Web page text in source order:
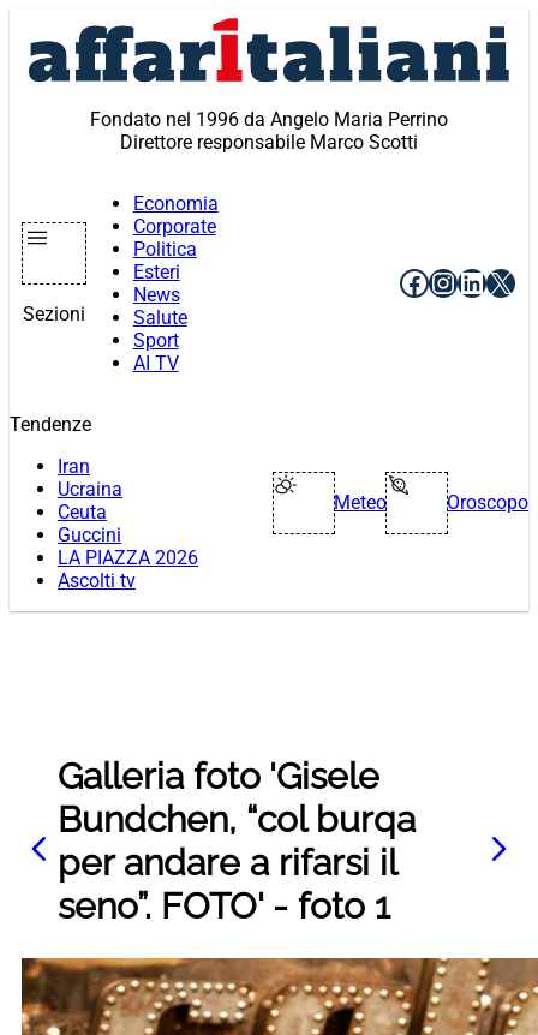
contenuto
Fondato nel 1996 da Angelo Maria Perrino
Direttore responsabile Marco Scotti
Sezioni
Economia
Corporate
Politica
Esteri
News
Salute
Sport
AI TV
Facebook
X
Tendenze
Iran
Ucraina
Ceuta
Guccini
LA PIAZZA 2026
Ascolti tv
Meteo Oroscopo
Galleria foto 'Gisele
Bundchen, “col burqa
per andare a rifarsi il
seno”. FOTO' - foto 1